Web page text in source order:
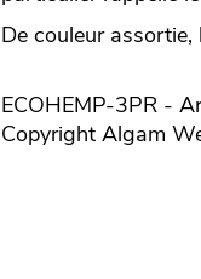
De couleur
ECOHEMP-3PR -
Copyright Algam